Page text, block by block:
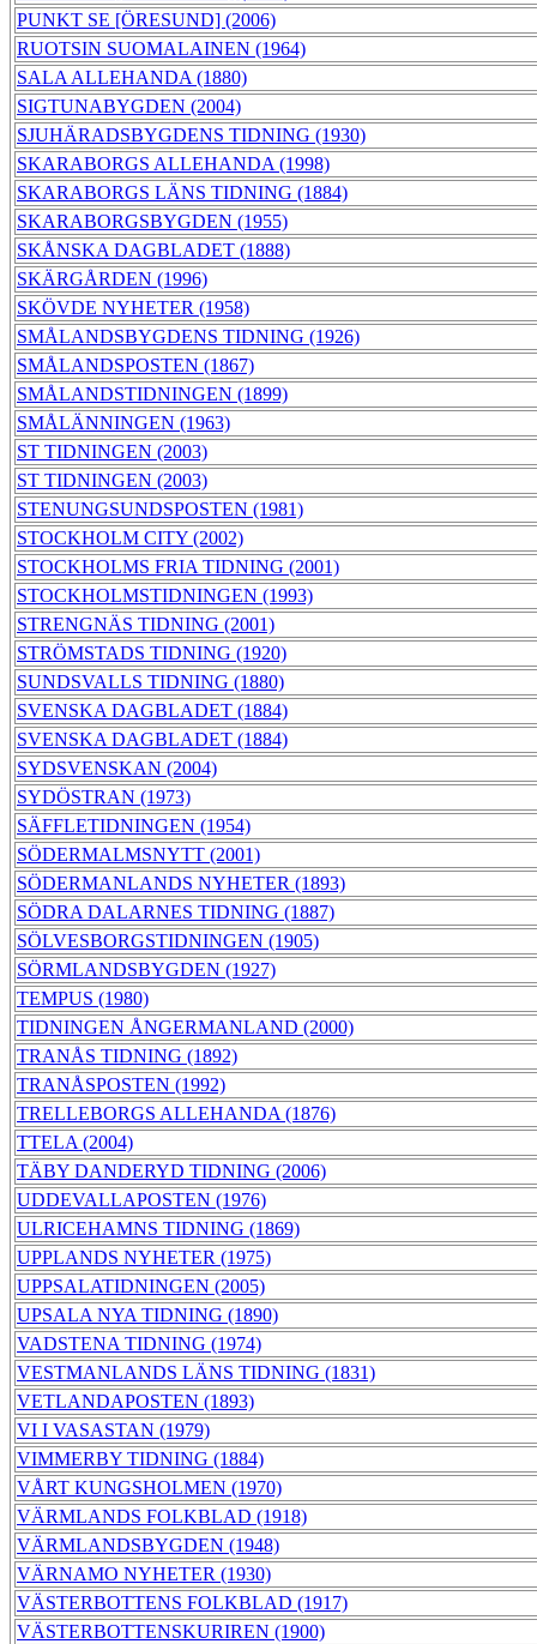
PUNKT SE [ÖRESUND] (2006)
RUOTSIN SUOMALAINEN (1964)
SALA ALLEHANDA (1880)
SIGTUNABYGDEN (2004)
SJUHÄRADSBYGDENS TIDNING (1930)
SKARABORGS ALLEHANDA (1998)
SKARABORGS LÄNS TIDNING (1884)
SKARABORGSBYGDEN (1955)
SKÅNSKA DAGBLADET (1888)
SKÄRGÅRDEN (1996)
SKÖVDE NYHETER (1958)
SMÅLANDSBYGDENS TIDNING (1926)
SMÅLANDSPOSTEN (1867)
SMÅLANDSTIDNINGEN (1899)
SMÅLÄNNINGEN (1963)
ST TIDNINGEN (2003)
ST TIDNINGEN (2003)
STENUNGSUNDSPOSTEN (1981)
STOCKHOLM CITY (2002)
STOCKHOLMS FRIA TIDNING (2001)
STOCKHOLMSTIDNINGEN (1993)
STRENGNÄS TIDNING (2001)
STRÖMSTADS TIDNING (1920)
SUNDSVALLS TIDNING (1880)
SVENSKA DAGBLADET (1884)
SVENSKA DAGBLADET (1884)
SYDSVENSKAN (2004)
SYDÖSTRAN (1973)
SÄFFLETIDNINGEN (1954)
SÖDERMALMSNYTT (2001)
SÖDERMANLANDS NYHETER (1893)
SÖDRA DALARNES TIDNING (1887)
SÖLVESBORGSTIDNINGEN (1905)
SÖRMLANDSBYGDEN (1927)
TEMPUS (1980)
TIDNINGEN ÅNGERMANLAND (2000)
TRANÅS TIDNING (1892)
TRANÅSPOSTEN (1992)
TRELLEBORGS ALLEHANDA (1876)
TTELA (2004)
TÄBY DANDERYD TIDNING (2006)
UDDEVALLAPOSTEN (1976)
ULRICEHAMNS TIDNING (1869)
UPPLANDS NYHETER (1975)
UPPSALATIDNINGEN (2005)
UPSALA NYA TIDNING (1890)
VADSTENA TIDNING (1974)
VESTMANLANDS LÄNS TIDNING (1831)
VETLANDAPOSTEN (1893)
VI I VASASTAN (1979)
VIMMERBY TIDNING (1884)
VÅRT KUNGSHOLMEN (1970)
VÄRMLANDS FOLKBLAD (1918)
VÄRMLANDSBYGDEN (1948)
VÄRNAMO NYHETER (1930)
VÄSTERBOTTENS FOLKBLAD (1917)
VÄSTERBOTTENSKURIREN (1900)